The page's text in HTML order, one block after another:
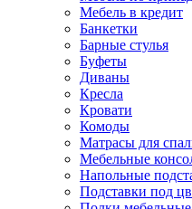
Мебель в кредит
Банкетки
Барные стулья
Буфеты
Диваны
Кресла
Кровати
Комоды
Матрасы для
Мебельные
Напольные
Подставки под